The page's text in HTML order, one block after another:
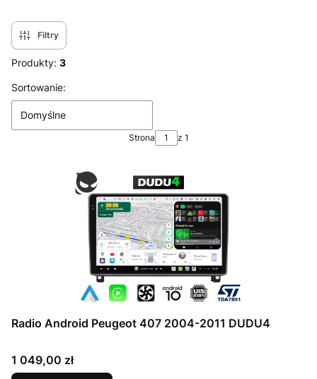
Filtry
Produkty: 3
Lista produktów
Sortowanie:
Domyślne
Strona z 1
Radio Android Peugeot 407 2004-2011 DUDU4
Cena
1 049,00 zł